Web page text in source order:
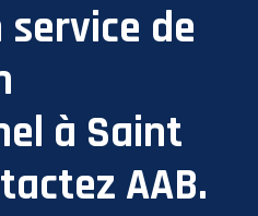
de
à Saint
AAB.